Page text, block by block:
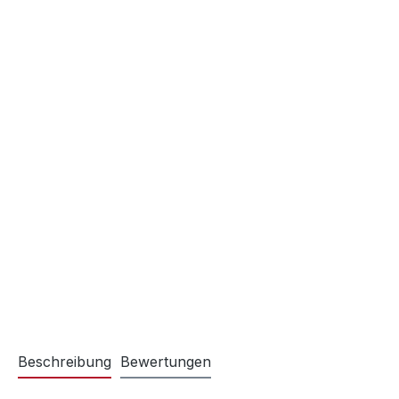
Beschreibung Bewertungen